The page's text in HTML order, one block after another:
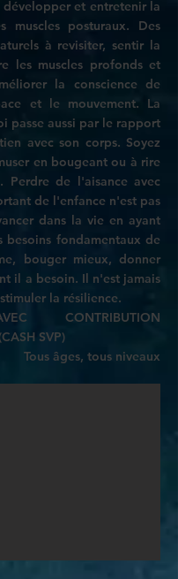
développer et entretenir la
muscles posturaux. Des
à revisiter, sentir la
les muscles profonds et
la conscience de
et le mouvement. La
passe aussi par le rapport
avec son corps. Soyez
en bougeant ou à rire
Perdre de l'aisance avec
de l'enfance n'est pas
dans la vie en ayant
besoins fondamentaux de
bouger mieux, donner
il a besoin. Il n'est jamais
la résilience.
CONTRIBUTION
SVP)
Tous âges, tous niveaux